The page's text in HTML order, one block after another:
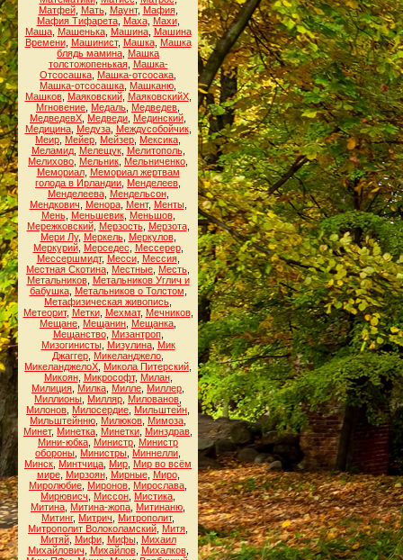
Матфей, Мать, Маунт, Мафия,
Мафия Тифарета, Маха, Махи,
Маша, Машенька, Машина, Машина
Времени, Машинист, Машка, Машка
блядь мамина Машка
толстожопенькая, Машка-
Отсосашка Машка-отсосака
Машка-отсосашка Машканю
Машков, Маяковский, МаяковскийХ,
Мгновение Медаль Медведев
МедведевХ Медведи Мединский
Медицина, Медуза, Междусобойчик,
Меир Мейер Мейзер Мексика
Меламид, Мелещук, Мелитополь,
Мелихово Мельник Мельниченко
Мемориал, Мемориал жертвам
голода в Ирландии Менделеев
Менделеева, Мендельсон,
Мендкович
Менора, Мент, Менты,
Мень, Меньшевик, Меньшов,
Мережковский, Мерзость, Мерзота,
Мери Лу, Меркель, Меркулов,
Меркурий, Мерседес Мессерер,
Мессершмидт, Месси, Мессия,
Местная Скотина Местные Месть
Метальников, Метальников Углич и
бабушка, Метальников о Толстом
Метафизическая живопись
Метеорит, Метки, Мехмат, Мечников,
Мещане Мещанин Мещанка
Мещанство, Мизантроп,
Мизогинисты, Мизулина, Мик
Джаггер Микеланджело
МикеланджелоХ Микола Питерский
Микоян, Микрософт, Милан,
Милиция Милка Милле Миллер
Миллионы Милляр Милованов
Милонов Милосердие Мильштейн
Мильштейнню Милюков Мимоза
Минет, Минетка Минетки Минздрав
Мини-юбка Министр Министр
обороны Министры Миннелли
Минск Минтчица Мир Мир во всём
мире, Мирзоян, Мирные, Миро,
Миролюбие Миронов Мирослава
Мирювисч
Миссон Мистика
Митина Митина-жопа Митинаню
Митинг, Митрич Митрополит,
Митрополит Волоколамский Митя
Митяй, Мифи, Мифы, Михаил
Михайлович
Михайлов, Михалков,